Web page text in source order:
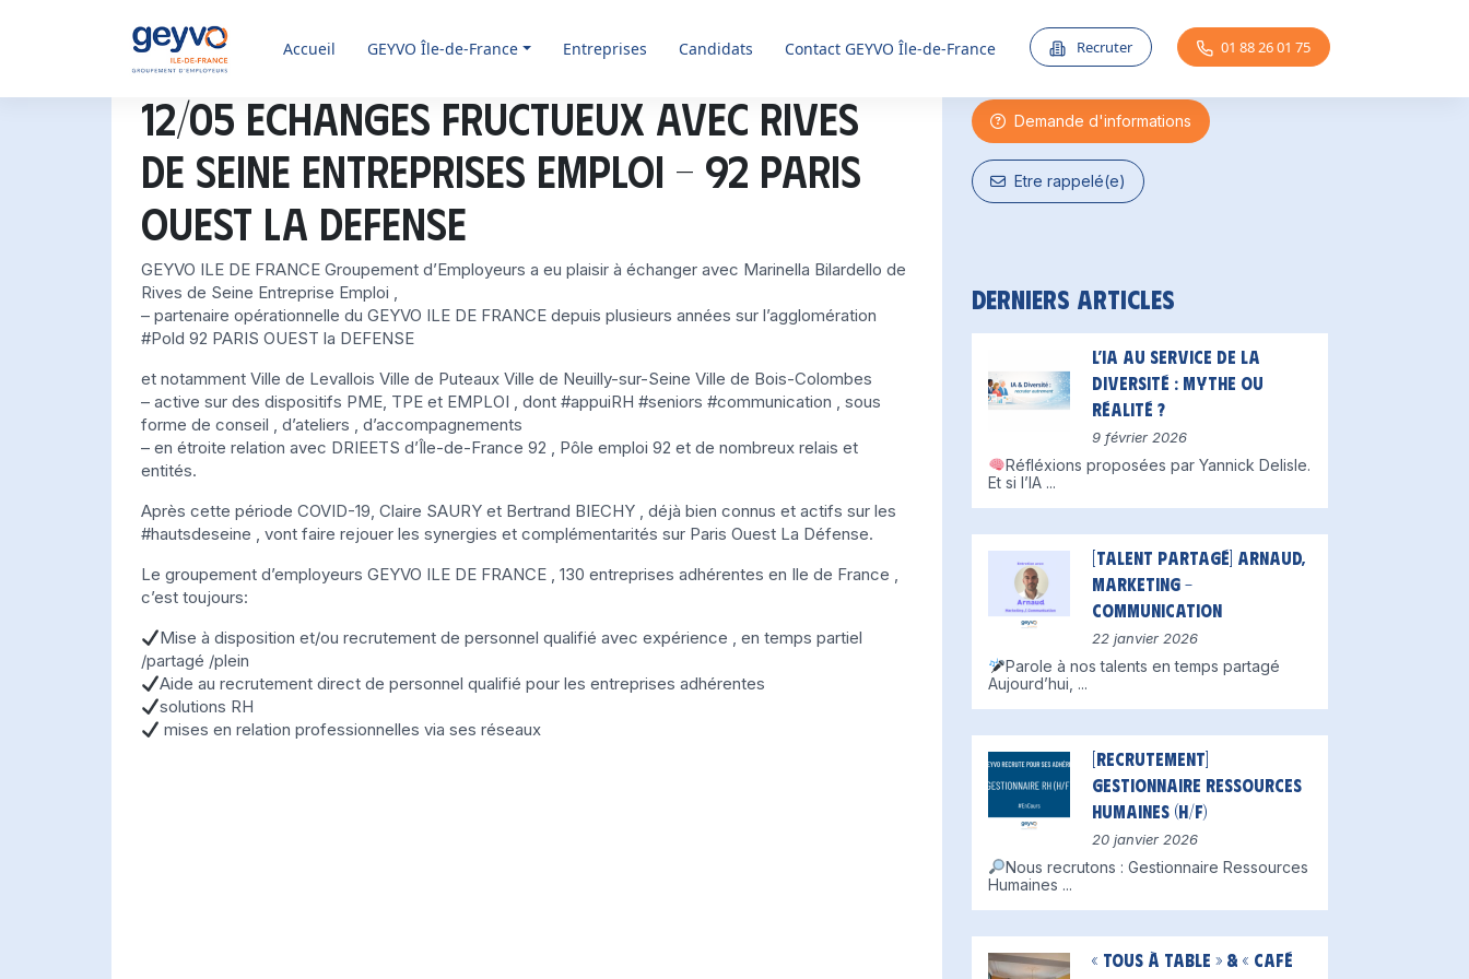
Accueil GEYVOÎle-de-France Entreprises Candidats Contact GEYVO Île-de-France Recruter 01 88 26 01 75
12/05 Echanges fructueux avec RIVES
DE SEINE ENTREPRISES EMPLOI – 92 PARIS
OUEST LA DEFENSE
GEYVO ILE DE FRANCE Groupement d’Employeurs a eu plaisir à échanger avec Marinella Bilardello de
Rives de Seine Entreprise Emploi ,
– partenaire opérationnelle du GEYVO ILE DE FRANCE depuis plusieurs années sur l’agglomération
#Pold 92 PARIS OUEST la DEFENSE
et notamment Ville de Levallois Ville de Puteaux Ville de Neuilly-sur-Seine Ville de Bois-Colombes
– active sur des dispositifs PME, TPE et EMPLOI , dont #appuiRH #seniors #communication , sous
forme de conseil , d’ateliers , d’accompagnements
– en étroite relation avec DRIEETS d’Île-de-France 92 , Pôle emploi 92 et de nombreux relais et
entités.
Après cette période COVID-19, Claire SAURY et Bertrand BIECHY , déjà bien connus et actifs sur les
#hautsdeseine , vont faire rejouer les synergies et complémentarités sur Paris Ouest La Défense.
Le groupement d’employeurs GEYVO ILE DE FRANCE , 130 entreprises adhérentes en Ile de France ,
c’est toujours:
Mise à disposition et/ou recrutement de personnel qualifié avec expérience , en temps partiel
/partagé /plein
Aide au recrutement direct de personnel qualifié pour les entreprises adhérentes
solutions RH
mises en relation professionnelles via ses réseaux
Une question ?
Demande d'informations
Etre rappelé(e)
Derniers articles
L’IA au service de la
diversité : mythe ou
réalité ?
9 février 2026
Réfléxions proposées par Yannick Delisle.
Et si l’IA ...
[Talent partagé] Arnaud,
Marketing –
Communication
22 janvier 2026
Parole à nos talents en temps partagé
Aujourd’hui, ...
[Recrutement]
Gestionnaire Ressources
Humaines (H/F)
20 janvier 2026
Nous recrutons : Gestionnaire Ressources
Humaines ...
« Tous à table » & « Café